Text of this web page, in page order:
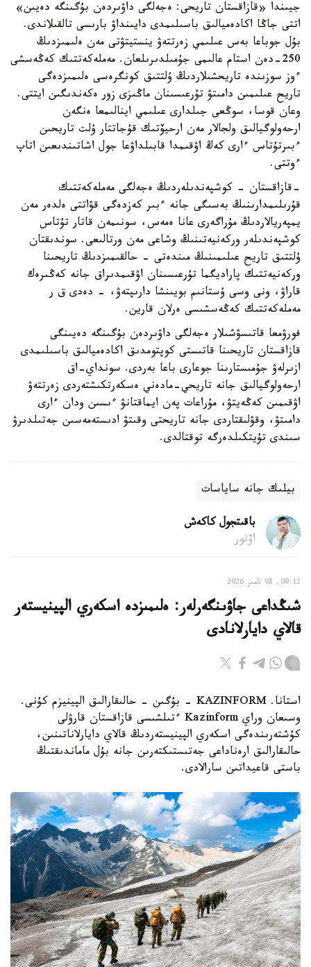
جيىندا «قازاقستان تاريحى: ەجەلگى داۋىردەن بۇگىنگە دەيىن»
اتتى جاڭا اكادەميالىق باسىلىمدى دايىنداۋ بارىسى تالقىلاندى.
بۇل جوباعا بەس عىلىمي زەرتتەۋ ينستيتۋتى مەن ەلىمىزدىڭ
250-دەن استام عالىمى جۇمىلدىرىلعان. مەملەكەتتىك كەڭەسشى
ءوز سوزىندە تاريحشىلاردىڭ ۇلتتىق كونگرەسى ەلىمىزدەگى
تاريح عىلىمىن دامىتۋ تۇرعىسىنان ماڭىزى زور ەكەندىگىن ايتتى.
وعان قوسا، سوڭعى جىلدارى عىلىمي اينالىمعا ەنگەن
ارحەولوگيالىق ولجالار مەن ارحيۆتىك قۇجاتتار ۇلت تاريحىن
ءبىرتۇتاس ءارى كەڭ اۋقىمدا قابىلداۋعا جول اشاتىندىعىن اتاپ
ءوتتى.
-قازاقستان - كوشپەندىلەردىڭ ەجەلگى مەملەكەتتىك
قۇرىلىمدارىنىڭ بەسىگى جانە ءبىر كەزدەگى قۋاتتى ەلدەر مەن
يمپەريالاردىڭ مۇراگەرى عانا ەمەس، سونىمەن قاتار تۇتاس
كوشپەندىلەر وركەنيەتىنىڭ وشاعى مەن ورتالىعى. سوندىقتان
ۇلتتىق تاريح عىلىمىنىڭ مىندەتى - حالقىمىزدىڭ تاريحىنا
وركەنيەتتىك پاراديگما تۇرعىسىنان اۋقىمدىراق جانە كەڭىرەك
قاراۋ، ونى وسى ۇستانىم بويىنشا دارىپتەۋ، - دەدى ق ر
مەملەكەتتىك كەڭەسشىسى ەرلان قارين.
فورۋمعا قاتىسۋشىلار ەجەلگى داۋىردەن بۇگىنگە دەيىنگى
قازاقستان تاريحىنا قاتىستى كوپتومدىق اكادەميالىق باسىلىمدى
ازىرلەۋ جۇمىستارىنا جوعارى باعا بەردى. سونداي-اق
ارحەولوگيالىق جانە تاريحي-مادەني ەسكەرتكىشتەردى زەرتتەۋ
اۋقىمىن كەڭەيتۋ، مۇراعات پەن ايماقتانۋ ءىسىن ودان ءارى
دامىتۋ، وقۋلىقتاردى جانە تاريحتى وقىتۋ ادىستەمەسىن جەتىلدىرۋ
سىندى تۇيتكىلدەرگە توقتالدى.
بيلىك جانە ساياسات
باقىتجول كاكەش
اۆتور
09:12, 08 تامىز 2026
شىڭداعى جاۋىنگەرلەر: ەلىمىزدە اسكەري الپينيستەر
قالاي دايارلانادى
استانا. KAZINFORM - بۇگىن - حالىقارالىق الپينيزم كۇنى.
وسىعان وراي Kazinform ءتىلشىسى قازاقستان قارۋلى
كۇشتەرىندەگى اسكەري الپينيستەردىڭ قالاي دايارلاناتىنىن،
حالىقارالىق ارەناداعى جەتىستىكتەرىن جانە بۇل ماماندىقتىڭ
باستى قاعيداتىن سارالادى.